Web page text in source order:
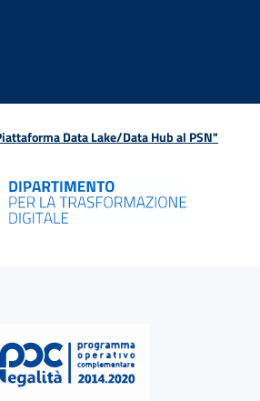
Data Lake/Data Hub al PSN"